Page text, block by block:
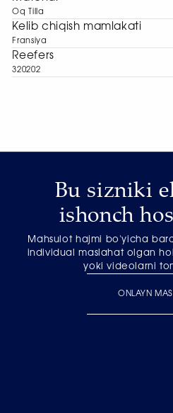
Oq Tilla
Kelib chiqish mamlakati
Fransiya
Reefers
320202
Bu sizniki
ishonch
Mahsulot hajmi bo'yicha
individual maslahat olgan
yoki videolarni
ONLAYN